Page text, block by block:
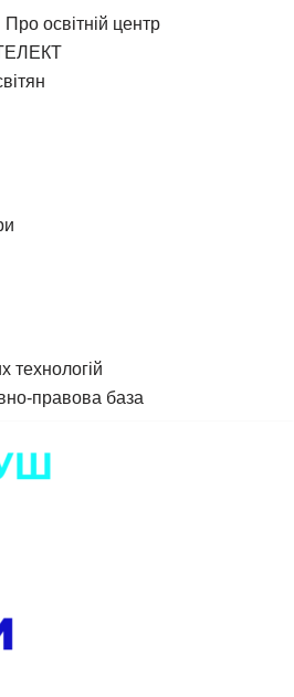
Про освітній центр
технологій
правова база